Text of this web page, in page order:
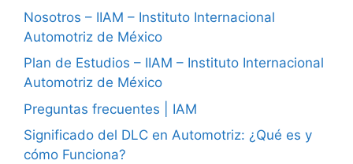
Nosotros – IIAM – Instituto Internacional
Automotriz de México
Plan de Estudios – IIAM – Instituto Internacional
Automotriz de México
Preguntas frecuentes | IAM
Significado del DLC en Automotriz: ¿Qué es y
cómo Funciona?